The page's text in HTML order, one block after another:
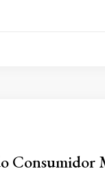
Consumidor